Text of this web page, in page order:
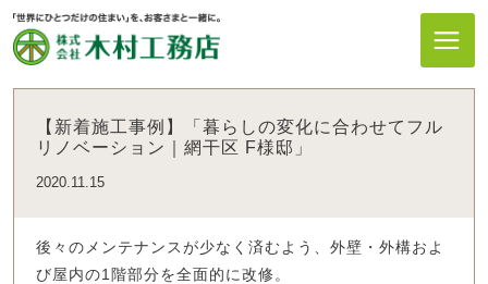
【新着施工事例】「暮らしの変化に合わせてフル
リノベーション｜網干区 F様邸」
2020.11.15
後々のメンテナンスが少なく済むよう、外壁・外構およ
び屋内の1階部分を全面的に改修。